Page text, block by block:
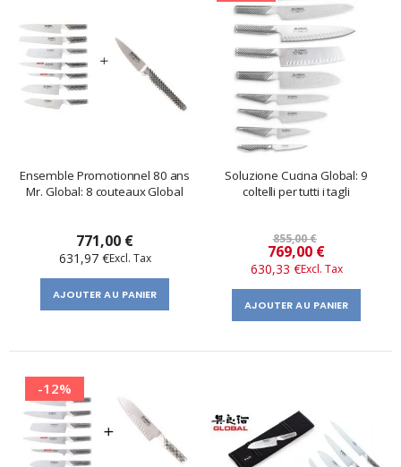
Ensemble Promotionnel 80 ans
Mr. Global: 8 couteaux Global
771,00 €
631,97 €
AJOUTER AU PANIER
Soluzione Cucina Global: 9
coltelli per tutti i tagli
855,00 €
Prix
spécial
769,00 €
630,33 €
AJOUTER AU PANIER
-12%